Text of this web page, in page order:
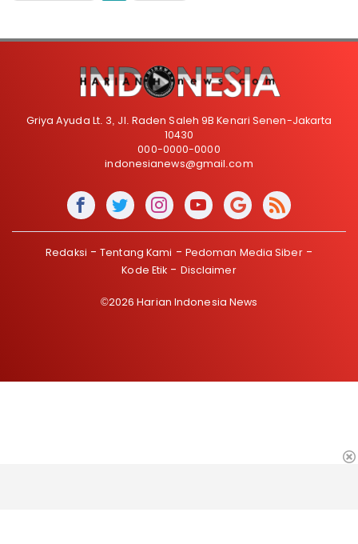
Griya Ayuda Lt. 3, Jl. Raden Saleh 9B Kenari Senen-Jakarta
10430
000-0000-0000
indonesianews@gmail.com
Redaksi Tentang Kami
Pedoman Media Siber
Kode Etik
Disclaimer
©2026 Harian Indonesia News